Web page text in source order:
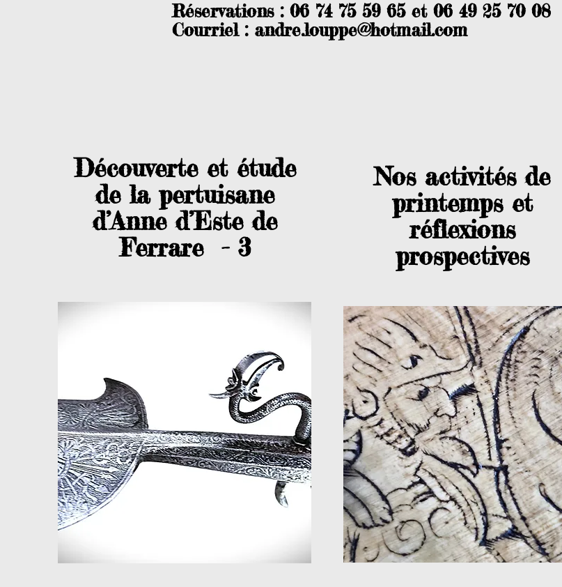
Réservations : 06 74 75 59 65 et 06 49 25 70 08
Courriel : andre.louppe@hotmail.com
Découverte et étude
de la pertuisane
d’Anne d’Este de
Ferrare - 3
Nos activités de
printemps et
réflexions
prospectives